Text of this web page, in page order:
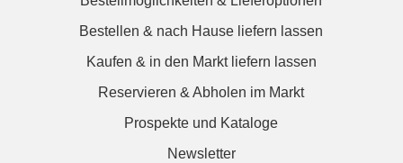
Bestellen & nach Hause liefern lassen
Kaufen & in den Markt liefern lassen
Reservieren & Abholen im Markt
Prospekte und Kataloge
Newsletter